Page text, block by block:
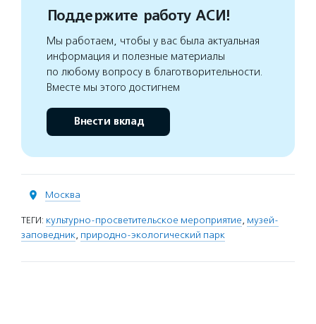
Поддержите работу АСИ!
Мы работаем, чтобы у вас была актуальная
информация и полезные материалы
по любому вопросу в благотворительности.
Вместе мы этого достигнем
Внести вклад
Москва
ТЕГИ: культурно-просветительское мероприятие, музей-
заповедник, природно-экологический парк